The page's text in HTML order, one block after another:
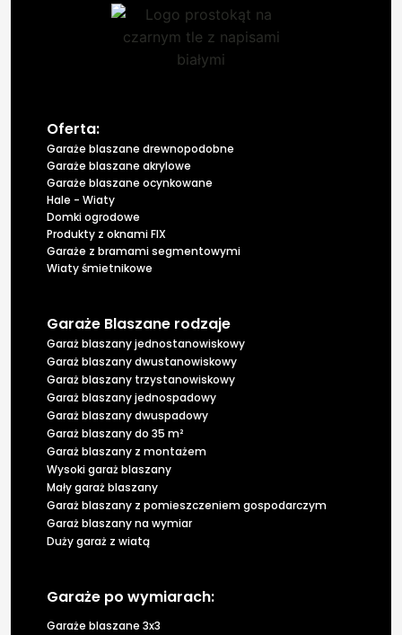
Oferta:
Garaże blaszane drewnopodobne
Garaże blaszane akrylowe
Garaże blaszane ocynkowane
Hale - Wiaty
Domki ogrodowe
Produkty z oknami FIX
Garaże z bramami segmentowymi
Wiaty śmietnikowe
Garaże Blaszane rodzaje
Garaż blaszany jednostanowiskowy
Garaż blaszany dwustanowiskowy
Garaż blaszany trzystanowiskowy
Garaż blaszany jednospadowy
Garaż blaszany dwuspadowy
Garaż blaszany do 35 m²
Garaż blaszany z montażem
Wysoki garaż blaszany
Mały garaż blaszany
Garaż blaszany z pomieszczeniem gospodarczym
Garaż blaszany na wymiar
Duży garaż z wiatą
Garaże po wymiarach:
Garaże blaszane 3x3